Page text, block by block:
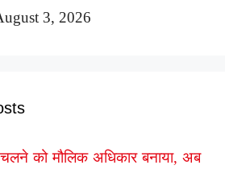
3, 2026
को मौलिक अधिकार बनाया, अब